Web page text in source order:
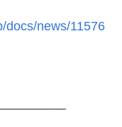
docs/news/11576